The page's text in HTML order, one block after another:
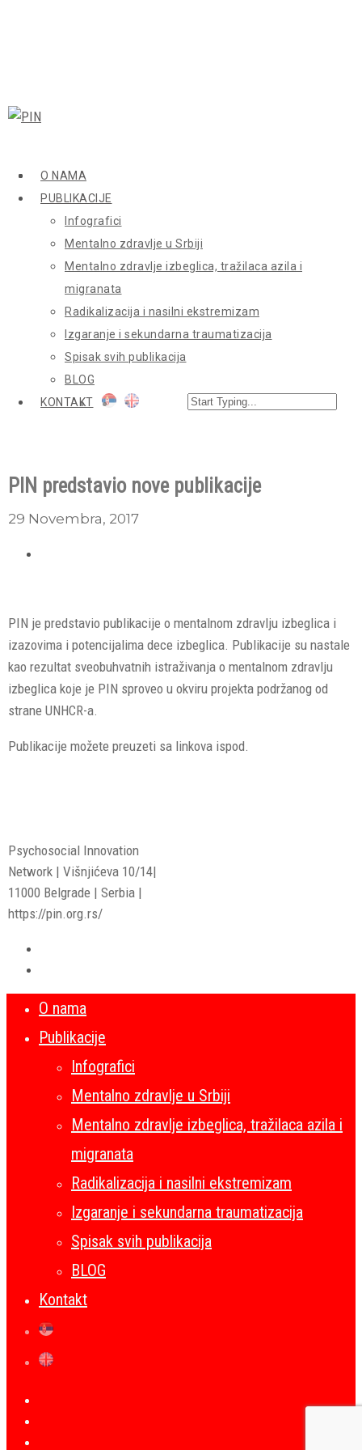
O NAMA
PUBLIKACIJE
Infografici
Mentalno zdravlje u Srbiji
Mentalno zdravlje izbeglica, tražilaca azila i
migranata
Radikalizacija i nasilni ekstremizam
Izgaranje i sekundarna traumatizacija
Spisak svih publikacija
BLOG
KONTAKT
PIN predstavio nove publikacije
29 Novembra, 2017
PIN je predstavio publikacije o mentalnom zdravlju izbeglica i
izazovima i potencijalima dece izbeglica. Publikacije su nastale
kao rezultat sveobuhvatnih istraživanja o mentalnom zdravlju
izbeglica koje je PIN sproveo u okviru projekta podržanog od
strane UNHCR-a.
Publikacije možete preuzeti sa linkova ispod.
Psychosocial Innovation
Network | Višnjićeva 10/14|
11000 Belgrade | Serbia |
https://pin.org.rs/
O nama
Publikacije
Infografici
Mentalno zdravlje u Srbiji
Mentalno zdravlje izbeglica, tražilaca azila i
migranata
Radikalizacija i nasilni ekstremizam
Izgaranje i sekundarna traumatizacija
Spisak svih publikacija
BLOG
Kontakt